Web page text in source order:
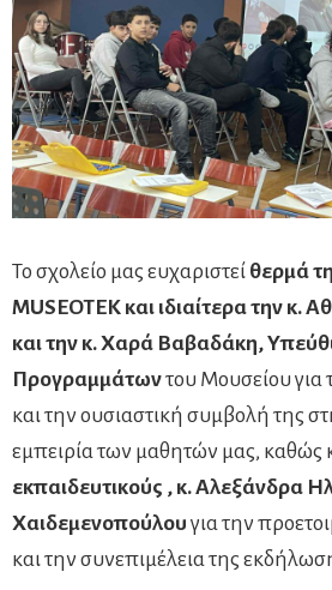
Το σχολείο μας ευχαριστεί θερμά
MUSEOTEK και ιδιαίτερα την κ.
και την κ. Χαρά Βαβαδάκη,
Προγραμμάτωντου Μουσείου για
και την ουσιαστική συμβολή της
εμπειρία των μαθητών μας, καθώς
εκπαιδευτικούς , κ. Αλεξάνδρα
Χαιδεμενοπούλου για την
και την συνεπιμέλεια της